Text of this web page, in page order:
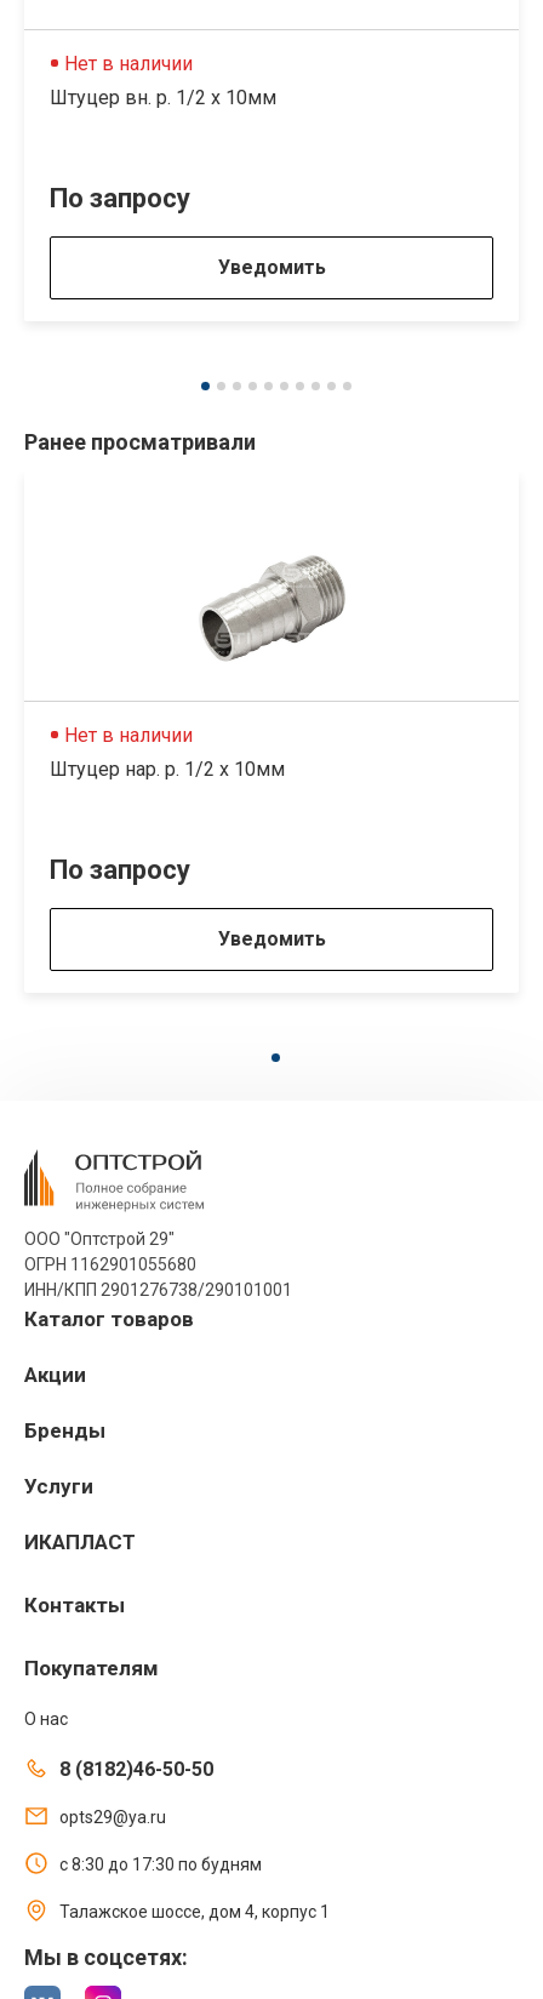
Нет в наличии
Штуцер вн. р. 1/2 х 10мм
По запросу
Уведомить
Ранее просматривали
Нет в наличии
Штуцер нар. р. 1/2 х 10мм
По запросу
Уведомить
ООО "Оптстрой 29"
ОГРН 1162901055680
ИНН/КПП 2901276738/290101001
Каталог товаров
Акции
Бренды
Услуги
ИКАПЛАСТ
Контакты
Покупателям
О нас
8 (8182)46-50-50
opts29@ya.ru
с 8:30 до 17:30 по будням
Талажское шоссе, дом 4, корпус 1
Мы в соцсетях: